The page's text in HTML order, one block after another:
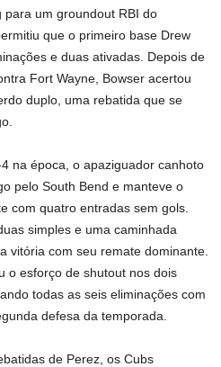
um groundout RBI do
que o primeiro base Drew
e duas ativadas. Depois de
Fort Wayne, Bowser acertou
duplo, uma rebatida que se
na época, o apaziguador canhoto
pelo South Bend e manteve o
com quatro entradas sem gols.
simples e uma caminhada
vitória com seu remate dominante.
o esforço de shutout nos dois
todas as seis eliminações com
defesa da temporada.
de Perez, os Cubs